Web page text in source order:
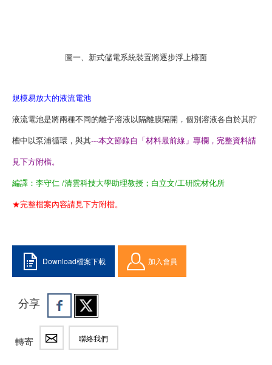
圖一、新式儲電系統裝置將逐步浮上檯面
規模易放大的液流電池
液流電池是將兩種不同的離子溶液以隔離膜隔開，個別溶液各自於其貯
槽中以泵浦循環，與其---本文節錄自「材料最前線」專欄，完整資料請
見下方附檔。
編譯： 李守仁 /清雲科技大學助理教授；白立文/工研院材化所
★完整檔案內容請見下方附檔。
Download檔案下載 加入會員
分享
轉寄 聯絡我們